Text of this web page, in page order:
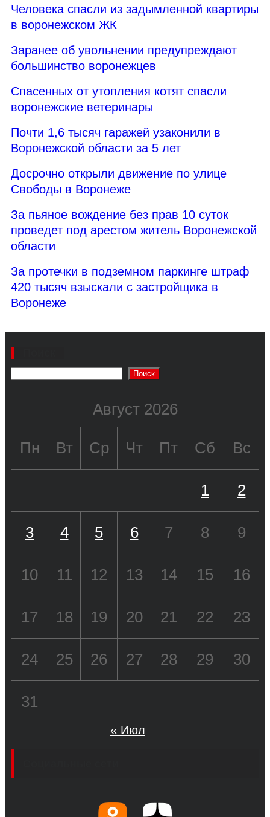
Человека спасли из задымленной квартиры
в воронежском ЖК
Заранее об увольнении предупреждают
большинство воронежцев
Спасенных от утопления котят спасли
воронежские ветеринары
Почти 1,6 тысяч гаражей узаконили в
Воронежской области за 5 лет
Досрочно открыли движение по улице
Свободы в Воронеже
За пьяное вождение без прав 10 суток
проведет под арестом житель Воронежской
области
За протечки в подземном паркинге штраф
420 тысяч взыскали с застройщика в
Воронеже
Поиск
Август 2026
Пн Вт Ср Чт Пт Сб Вс
1 2
3 4 5 6 7 8 9
10 11 12 13 14 15 16
17 18 19 20 21 22 23
24 25 26 27 28 29 30
31
« Июл